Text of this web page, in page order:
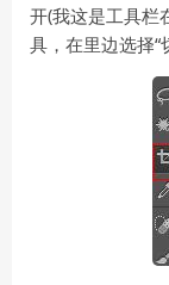
开(我这是工具栏
具，在里边选择“